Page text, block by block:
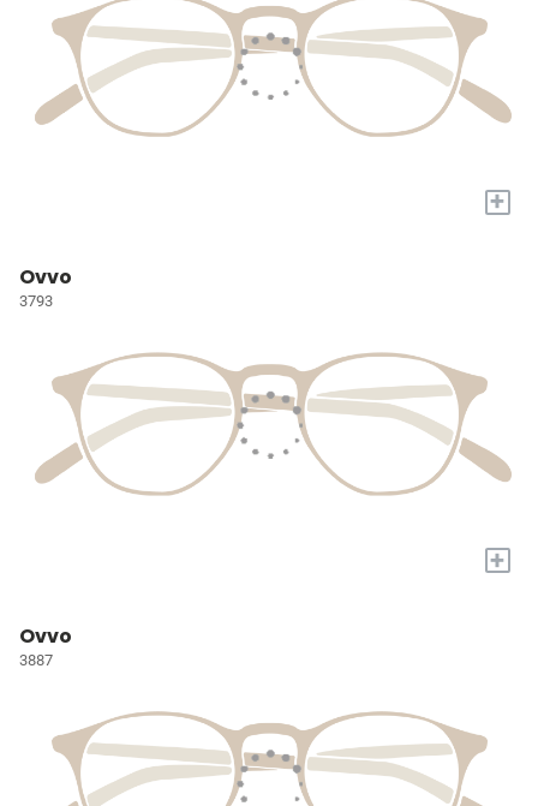
+
Ovvo
3793
+
Ovvo
3887